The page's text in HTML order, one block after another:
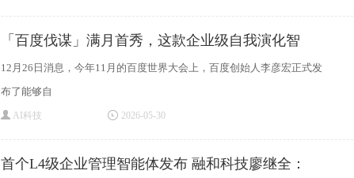
「百度伐谋」满月首秀，这款企业级自我演化智
12月26日消息，今年11月的百度世界大会上，百度创始人李彦宏正式发
布了能够自
AI科技 2026-05-30
首个L4级企业管理智能体发布 融和科技廖继全：